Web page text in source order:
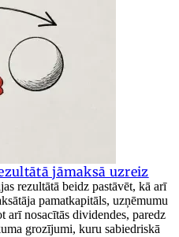
jāmaksā uzreiz
rezultātā beidz pastāvēt, kā arī
pamatkapitāls, uzņēmumu
nosacītās dividendes, paredz
grozījumi, kuru sabiedriskā